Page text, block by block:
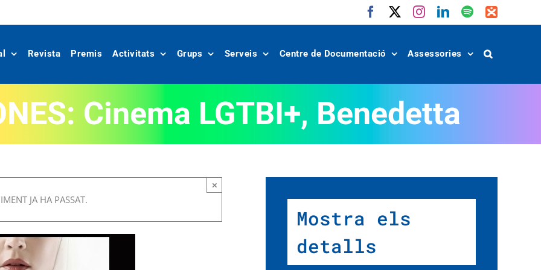
FacebookInstagram
LinkedIn
Spotify
IVoox
Revista Premis Activitats Grups Serveis Centre de Documentació Assessories
Cinema LGTBI+, Benedetta
JA HA PASSAT.
×
Mostra els
detalls